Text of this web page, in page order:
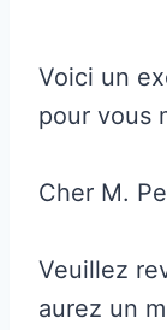
Voici un
pour vous
Cher M.
Veuillez
aurez un